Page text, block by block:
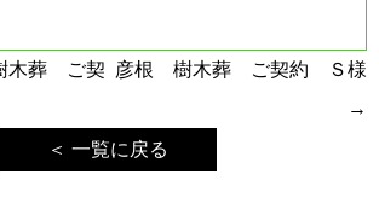
木葬 ご契
彦根 樹木葬 ご契約 Ｓ様
→
＜ 一覧に戻る